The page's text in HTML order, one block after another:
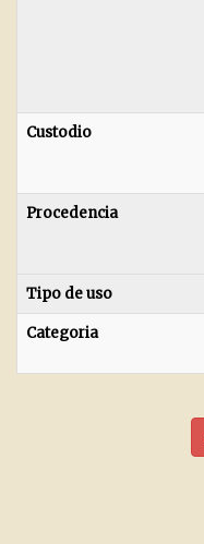
Custodio
Procedencia
Tipo de uso
Categoria